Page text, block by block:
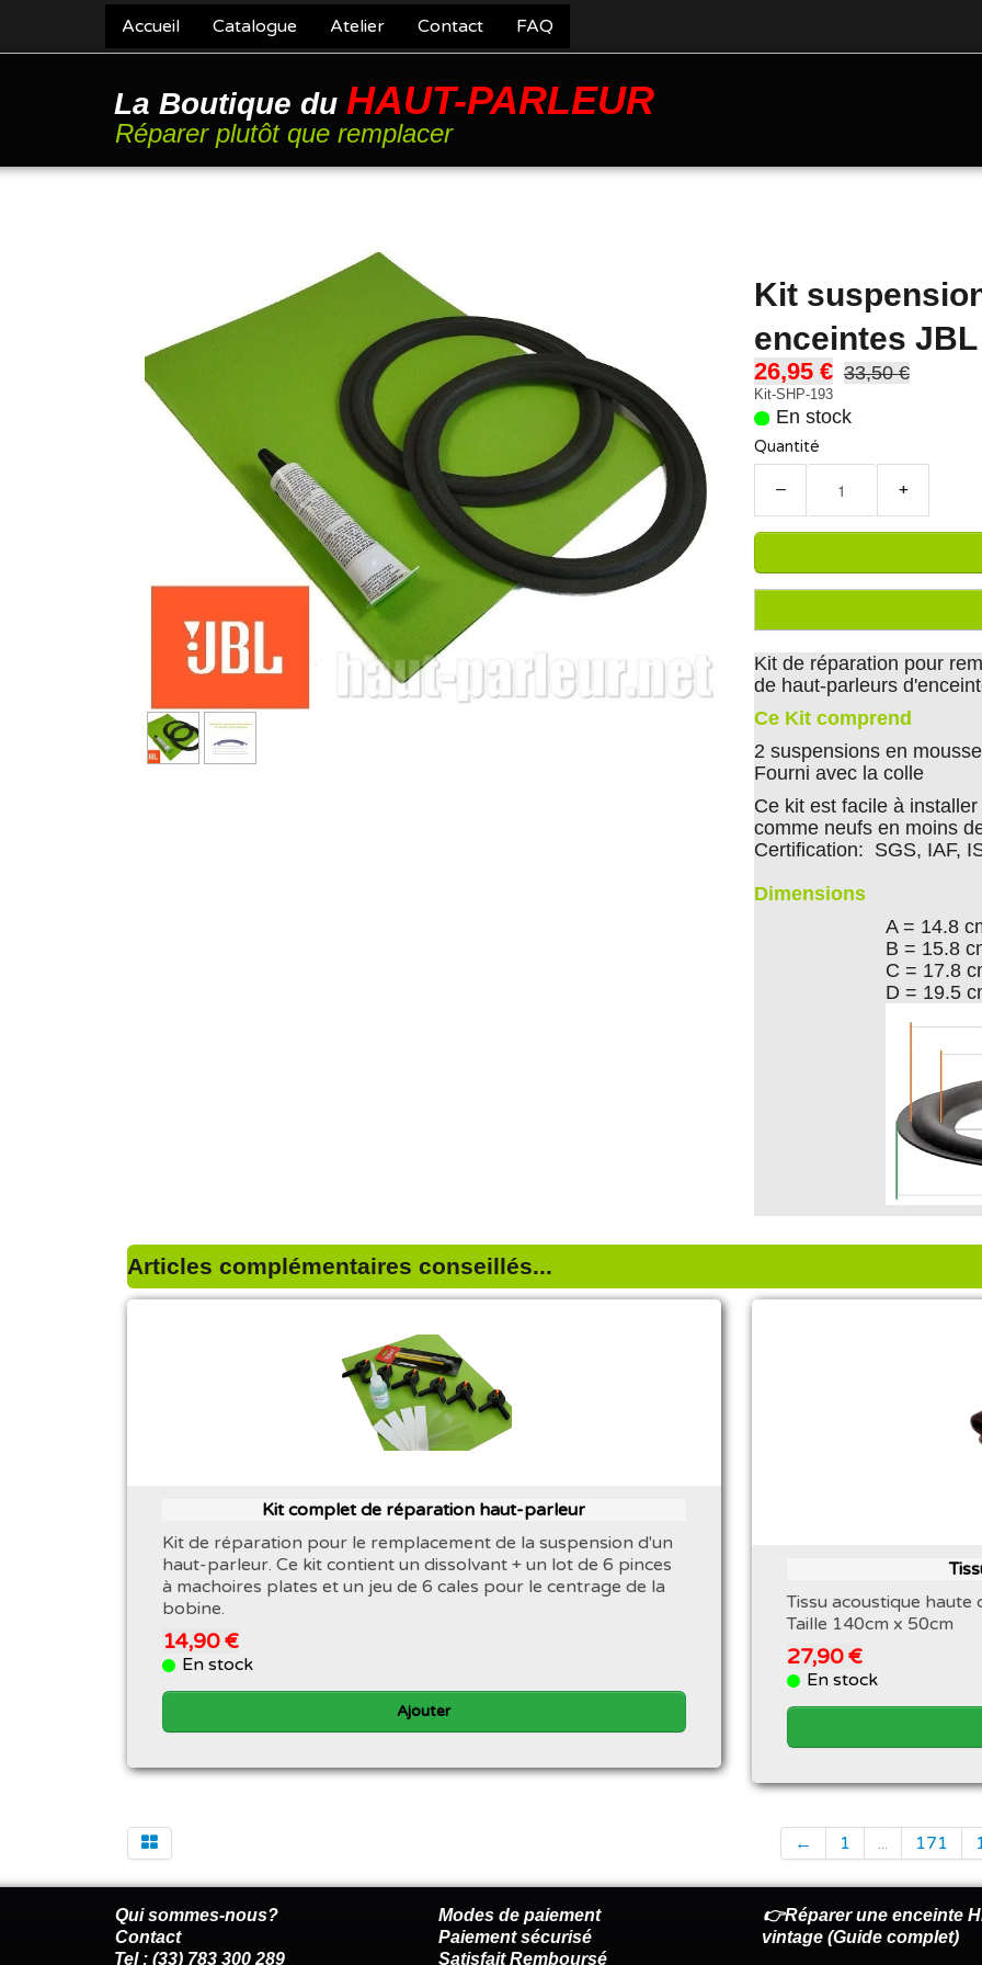
Accueil Catalogue Atelier Contact FAQ
La Boutique du HAUT-PARLEUR
Réparer plutôt que remplacer
Kit
enceintes JBL
26,95 € 33,50 €
Kit-SHP-193
En stock
Quantité
− +
Kit de réparation pour
de haut-parleurs
Ce Kit comprend
2 suspensions en
Fourni avec la colle
Ce kit est facile à
comme neufs en moins
Certification: SGS, IAF,
Dimensions
A = 14.8
B = 15.8
C = 17.8
D = 19.5
Articles complémentaires conseillés...
Kit complet de réparation haut-parleur
Kit de réparation pour le remplacement de la suspension d'un
haut-parleur. Ce kit contient un dissolvant + un lot de 6 pinces
à machoires plates et un jeu de 6 cales pour le centrage de la
bobine.
14,90 €
En stock
Ajouter
Tissu acoustique
Taille 140cm x 50cm
27,90 €
En stock
← 1 ... 171
Qui sommes-nous?
Contact
Tel : (33) 783 300 289
Modes de paiement
Paiement sécurisé
Satisfait Remboursé
👉Réparer une enceinte
vintage (Guide complet)